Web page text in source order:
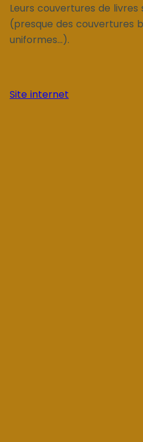
Leurs couvertures de
(presque des couvertures
uniformes...).
Site internet